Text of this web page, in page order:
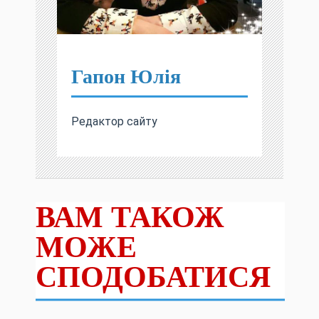
Гапон Юлія
Редактор сайту
ВАМ ТАКОЖ
МОЖЕ
СПОДОБАТИСЯ